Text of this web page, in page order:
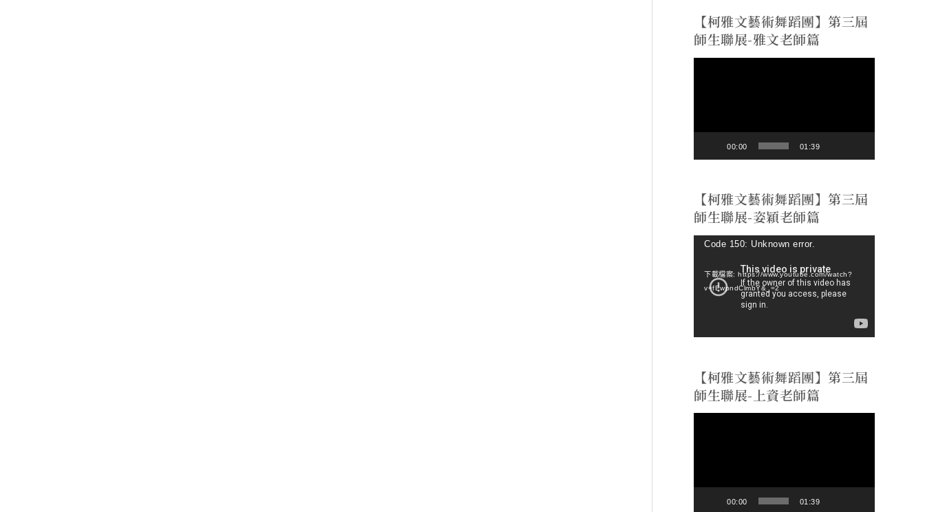
【柯雅文藝術舞蹈團】第三屆
師生聯展-雅文老師篇
放
器
00:00 01:39
【柯雅文藝術舞蹈團】第三屆
師生聯展-姿穎老師篇
視
訊
播
器
Code 150: Unknown error.
下載檔案: https://www.youtube.com/watch?
v=fEwpndClmbY&_=2
【柯雅文藝術舞蹈團】第三屆
師生聯展-上資老師篇
放
00:00 01:39